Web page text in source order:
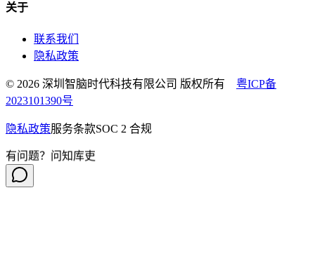
关于
联系我们
隐私政策
© 2026 深圳智脑时代科技有限公司 版权所有 粤ICP备
2023101390号
隐私政策服务条款SOC 2 合规
有问题？问知库吏